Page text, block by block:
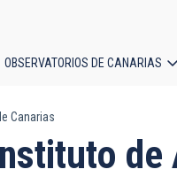
OBSERVATORIOS DE CANARIAS
Canarias